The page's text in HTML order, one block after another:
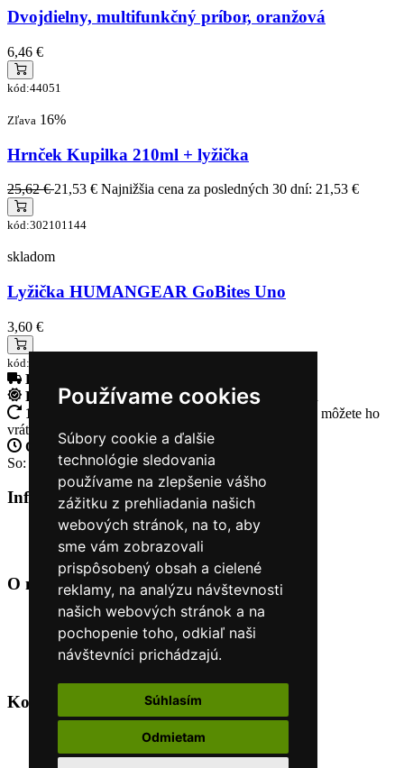
Používame cookies
Súbory cookie a ďalšie
technológie sledovania
používame na zlepšenie vášho
zážitku z prehliadania našich
webových stránok, na to, aby
sme vám zobrazovali
prispôsobený obsah a cielené
reklamy, na analýzu návštevnosti
našich webových stránok a na
pochopenie toho, odkiaľ naši
návštevníci prichádzajú.
Súhlasím
Odmietam
Dvojdielny, multifunkčný príbor, oranžová
6,46 €
kód:44051
Zľava 16%
Hrnček Kupilka 210ml + lyžička
25,62 €21,53 € Najnižšia cena za posledných 30 dní: 21,53 €
kód:302101144
skladom
Lyžička HUMANGEAR GoBites Uno
3,60 €
kód:HG0490
Doprava zadarmo
Rýchle dodanieTovar Vám odošleme do 24 hodín
14 Dní na vrátenie tovaru
Ak Vám tovar nesadne, môžete ho
vrátiť
Otvorené celý týždeňPo - pia: 8:30 - 16:30
So: 9:00 - 12:00
Informácie+
O nás
Kontakt
O nás +
Úvod
Obchodné podmienky
Nákup na splátky cez Quatro
Odstúpiť od zmluvy TU
Kontakt
+421 915 44 15 99
eshop@horyasport.sk